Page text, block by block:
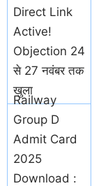
Direct Link
Active!
Objection 24
से 27 नवंबर तक
खुला
Railway
Group D
Admit Card
2025
Download :